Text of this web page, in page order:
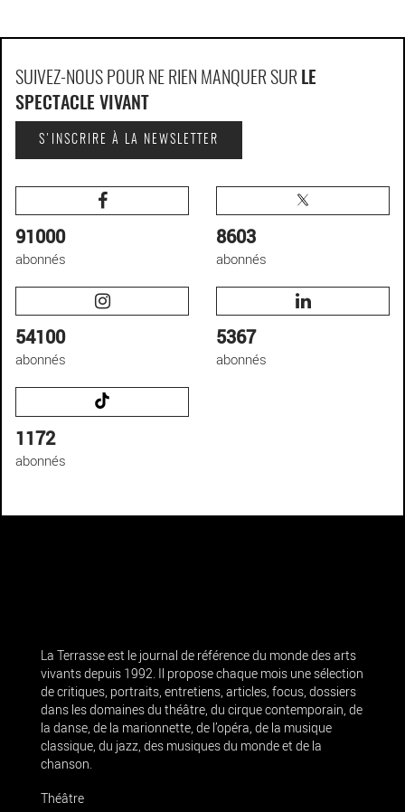
SUIVEZ-NOUS POUR NE RIEN MANQUER SUR LE
SPECTACLE VIVANT
S'INSCRIRE À LA NEWSLETTER
91000
abonnés
8603
abonnés
54100
abonnés
5367
abonnés
1172
abonnés
La Terrasse est le journal de référence du monde des arts
vivants depuis 1992. Il propose chaque mois une sélection
de critiques, portraits, entretiens, articles, focus, dossiers
dans les domaines du théâtre, du cirque contemporain, de
la danse, de la marionnette, de l’opéra, de la musique
classique, du jazz, des musiques du monde et de la
chanson.
Théâtre